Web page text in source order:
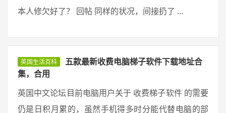
本人修欠好了？ 回帖 同样的状况，间接扔了 ...
英国生活百科
五款最新收费电脑梯子软件下载地址合
集，合用
英国中文论坛目前电脑用户关于 收费梯子软件 的需要
仍是日积月累的，虽然手机得多时分能代替电脑的部